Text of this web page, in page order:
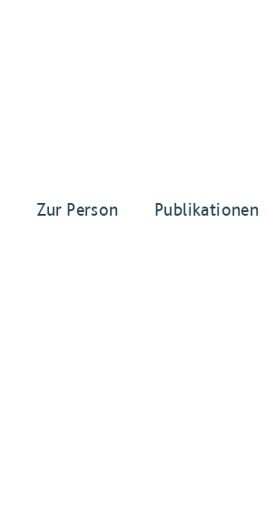
Zur Person
Publikationen